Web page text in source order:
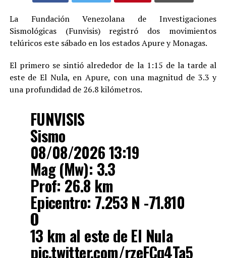
La Fundación Venezolana de Investigaciones
Sismológicas (Funvisis) registró dos movimientos
telúricos este sábado en los estados Apure y Monagas.
El primero se sintió alrededor de la 1:15 de la tarde al
este de El Nula, en Apure, con una magnitud de 3.3 y
una profundidad de 26.8 kilómetros.
FUNVISIS
Sismo
08/08/2026 13:19
Mag (Mw): 3.3
Prof: 26.8 km
Epicentro: 7.253 N -71.810
O
13 km al este de El Nula
pic.twitter.com/rzeFCq4Ta5